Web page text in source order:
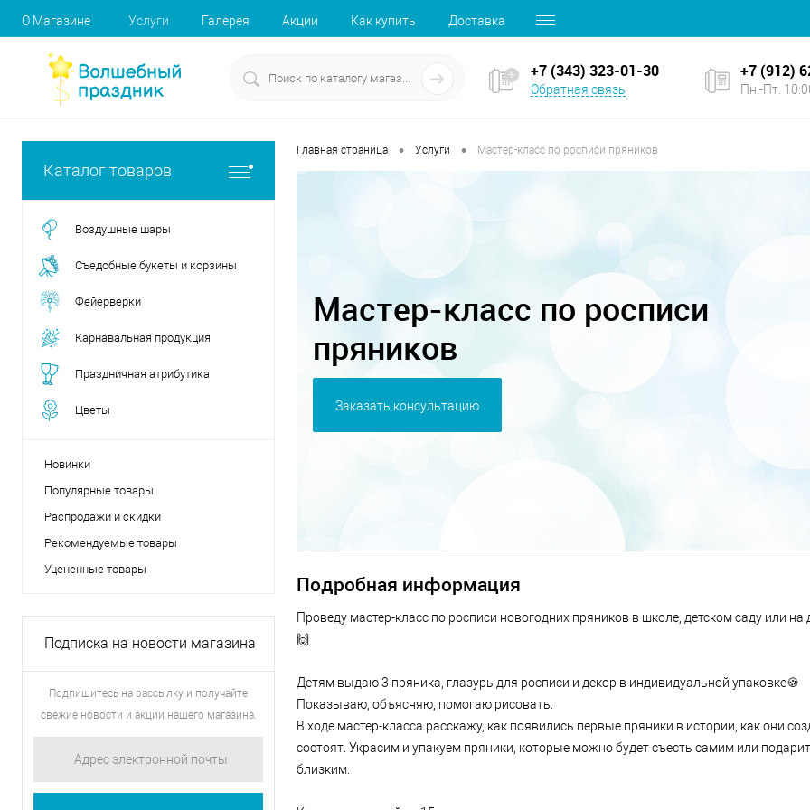
О Магазине Услуги Галерея Акции Как купить Доставка
+7 (343) 323-01-30
Обратная связь
+7 (912)
Пн.-Пт.
Каталог товаров
Воздушные шары
Съедобные букеты и корзины
Фейерверки
Карнавальная продукция
Праздничная атрибутика
Цветы
Новинки
Популярные товары
Распродажи и скидки
Рекомендуемые товары
Уцененные товары
Подписка на новости магазина
Подпишитесь на рассылку и получайте
свежие новости и акции нашего магазина.
Главная страница • Услуги • Мастер-класс по росписи пряников
Мастер-класс по росписи
пряников
Заказать консультацию
Подробная информация
Проведу мастер-класс по росписи новогодних пряников в школе, детском саду или
🙌
Детям выдаю 3 пряника, глазурь для росписи и декор в индивидуальной упаковке🍪
Показываю, объясняю, помогаю рисовать.
В ходе мастер-класса расскажу, как появились первые пряники в истории, как они
состоят. Украсим и упакуем пряники, которые можно будет съесть самим или
близким.